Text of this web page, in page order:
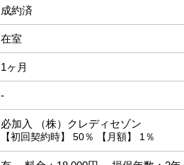
成約済
在室
1ヶ月
-
必加入 （株）クレディセゾン
【初回契約時】 50％ 【月額】 1％